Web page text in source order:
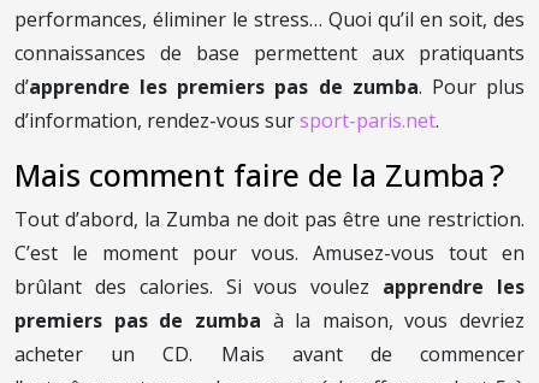
performances, éliminer le stress… Quoi qu’il en soit, des
connaissances de base permettent aux pratiquants
d’apprendre les premiers pas de zumba. Pour plus
d’information, rendez-vous sursport-paris.net.
Mais comment faire de la Zumba ?
Tout d’abord, la Zumba ne doit pas être une restriction.
C’est le moment pour vous. Amusez-vous tout en
brûlant des calories. Si vous voulez apprendre les
premiers pas de zumba à la maison, vous devriez
acheter un CD. Mais avant de commencer